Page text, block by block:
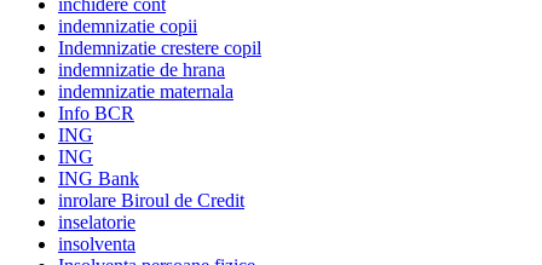
indemnizatie copii
Indemnizatie crestere copil
indemnizatie de hrana
indemnizatie maternala
Info BCR
ING
ING
ING Bank
inrolare Biroul de Credit
inselatorie
insolventa